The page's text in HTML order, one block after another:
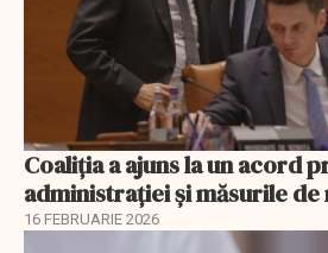
Coaliția a ajuns la un acord
administrației și măsurile de
16 FEBRUARIE 2026